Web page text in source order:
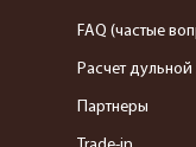
FAQ (частые
Расчет дульной
Партнеры